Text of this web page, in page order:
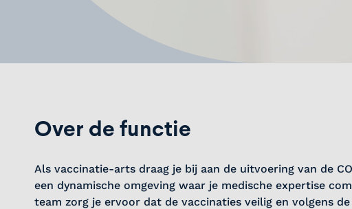
Over de functie
Als vaccinatie-arts draag je bij aan de uitvoering van de
een dynamische omgeving waar je medische expertise
team zorg je ervoor dat de vaccinaties veilig en volgens